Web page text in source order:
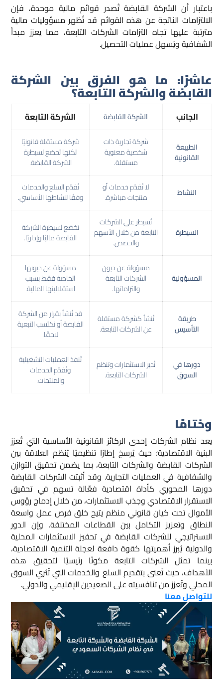
باعتبار أن الشركة القابضة تُصدر قوائم مالية موحدة، فإن
الالتزامات الناتجة عن هذه القوائم قد تُظهر مسؤوليات مالية
مترتبة عليها تجاه التزامات الشركات التابعة، مما يعزز مبدأ
الشفافية ويُسهل عمليات التحصيل.
عاشرًا: ما هو الفرق بين الشركة
القابضة والشركة التابعة؟
الجانب الشركة القابضة الشركة التابعة
الطبيعة
القانونية
شركة تجارية ذات
شخصية معنوية
مستقلة.
شركة مستقلة قانونيًا
لكنها تخضع لسيطرة
الشركة القابضة.
النشاط
لا تُقدّم خدمات أو
منتجات مباشرة.
تُقدّم السلع والخدمات
وفقًا لنشاطها الأساسي.
السيطرة
تُسيطر على الشركات
التابعة من خلال الأسهم
والحصص.
تخضع لسيطرة الشركة
القابضة ماليًا وإداريًا.
المسؤولية
مسؤولة عن ديون
الشركات التابعة
والتزاماتها.
مسؤولة عن ديونها
الخاصة فقط بسبب
استقلاليتها المالية.
طريقة
التأسيس
تُنشأ كشركة مستقلة
عن الشركات التابعة.
قد تُنشأ بقرار من الشركة
القابضة أو تكتسب التبعية
لاحقًا.
دورها في
السوق
تُدير الاستثمارات وتنظم
الشركات التابعة.
تُنفذ العمليات التشغيلية
وتُقدّم الخدمات
والمنتجات.
وختامًا
يعد نظام الشركات إحدى الركائز القانونية الأساسية التي تُعزز
البنية الاقتصادية؛ حيث يُرسخ إطارًا تنظيميًا يُنظم العلاقة بين
الشركات القابضة والشركات التابعة، بما يضمن تحقيق التوازن
والشفافية في العمليات التجارية. وقد أثبتت الشركات القابضة
دورها المحوري كأداة اقتصادية فعّالة تسهم في تحقيق
الاستقرار الاقتصادي وجذب الاستثمارات، من خلال إدماج رؤوس
الأموال تحت كيان قانوني منظم يتيح خلق فرص عمل واسعة
النطاق وتعزيز التكامل بين القطاعات المختلفة. وإن الدور
الاستراتيجي للشركات القابضة في تحفيز الاستثمارات المحلية
والدولية يُبرز أهميتها كقوة دافعة لعجلة التنمية الاقتصادية،
بينما تمثل الشركات التابعة مكونًا رئيسيًا لتحقيق هذه
الأهداف، حيث تُعنى بتقديم السلع والخدمات التي تُثري السوق
المحلي وتُعزز من تنافسيته على الصعيدين الإقليمي والدولي.
للتواصل معنا